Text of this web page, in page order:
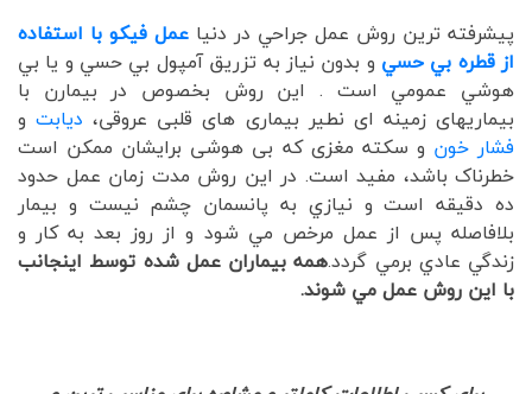
پيشرفته ترين روش عمل جراحي در دنيا عمل فيکو با استفاده
از قطره بي حسي و بدون نياز به تزريق آمپول بي حسي و يا بي
هوشي عمومي است . این روش بخصوص در بیمارن با
بیماریهای زمینه ای نطیر بیماری های قلبی عروقی، دیابتو
فشار خون و سکته مغزی که بی هوشی برایشان ممکن است
خطرناک باشد، مفید است. در اين روش مدت زمان عمل حدود
ده دقيقه است و نيازي به پانسمان چشم نيست و بيمار
بلافاصله پس از عمل مرخص مي شود و از روز بعد به کار و
زندگي عادي برمي گردد.همه بيماران عمل شده توسط اينجانب
با اين روش عمل مي شوند.